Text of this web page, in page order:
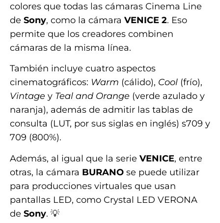
colores que todas las cámaras Cinema Line
de Sony, como la cámara VENICE 2. Eso
permite que los creadores combinen
cámaras de la misma línea.
También incluye cuatro aspectos
cinematográficos: Warm (cálido), Cool (frío),
Vintage y Teal and Orange (verde azulado y
naranja), además de admitir las tablas de
consulta (LUT, por sus siglas en inglés) s709 y
709 (800%).
Además, al igual que la serie VENICE, entre
otras, la cámara BURANO se puede utilizar
para producciones virtuales que usan
pantallas LED, como Crystal LED VERONA
de Sony. 💡